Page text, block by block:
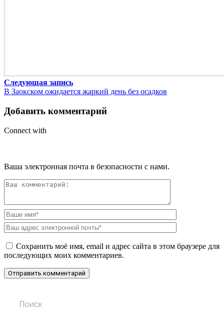
Следующая запись
В Заокском ожидается жаркий день без осадков
Добавить комментарий
Connect with
Ваша электронная почта в безопасности с нами.
Сохранить моё имя, email и адрес сайта в этом браузере для
последующих моих комментариев.
Поиск